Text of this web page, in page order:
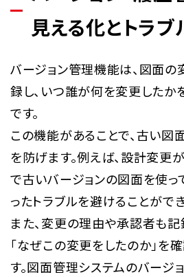
見える化とトラブ
バージョン管理機能は、図面
録し、いつ誰が何を変更したか
です。
この機能があることで、古い図
を防げます。例えば、設計変更
で古いバージョンの図面を使っ
ったトラブルを避けることができ
また、変更の理由や承認者も記
「なぜこの変更をしたのか」を
す。図面管理システムのバージ